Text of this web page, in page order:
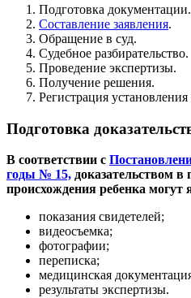
Подготовка документации.
Составление заявления.
Обращение в суд.
Судебное разбирательство.
Проведение экспертизы.
Получение решения.
Регистрация
Подготовка
В соответствии с
годы № 15, доказательством в
происхождения ребенка могут
показания свидетелей;
видеосъемка;
фотографии;
переписка;
медицинская
результаты экспертизы.